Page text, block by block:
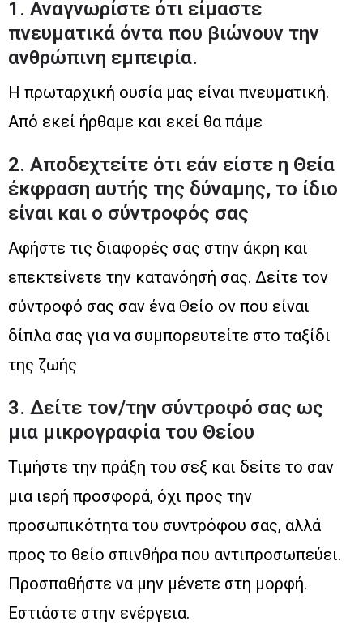
1. Αναγνωρίστε ότι είμαστε
πνευματικά όντα που βιώνουν την
ανθρώπινη εμπειρία.
Η πρωταρχική ουσία μας είναι πνευματική.
Από εκεί ήρθαμε και εκεί θα πάμε
2. Αποδεχτείτε ότι εάν είστε η Θεία
έκφραση αυτής της δύναμης, το ίδιο
είναι και ο σύντροφός σας
Αφήστε τις διαφορές σας στην άκρη και
επεκτείνετε την κατανόησή σας. Δείτε τον
σύντροφό σας σαν ένα Θείο ον που είναι
δίπλα σας για να συμπορευτείτε στο ταξίδι
της ζωής
3. Δείτε τον/την σύντροφό σας ως
μια μικρογραφία του Θείου
Τιμήστε την πράξη του σεξ και δείτε το σαν
μια ιερή προσφορά, όχι προς την
προσωπικότητα του συντρόφου σας, αλλά
προς το θείο σπινθήρα που αντιπροσωπεύει.
Προσπαθήστε να μην μένετε στη μορφή.
Εστιάστε στην ενέργεια.